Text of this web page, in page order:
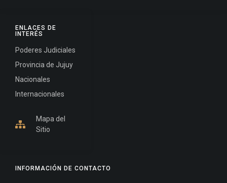
INFORMACIÓN DE CONTACTO
ENLACES DE
INTERÉS
Poderes Judiciales
Provincia de Jujuy
Nacionales
Internacionales
Mapa del
Sitio